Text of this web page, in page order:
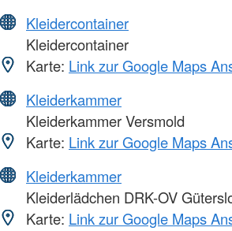
Kleidercontainer
Kleidercontainer
Karte: Link zur Google Maps
Kleiderkammer
Kleiderkammer Versmold
Karte: Link zur Google Maps
Kleiderkammer
Kleiderlädchen DRK-OV
Karte: Link zur Google Maps